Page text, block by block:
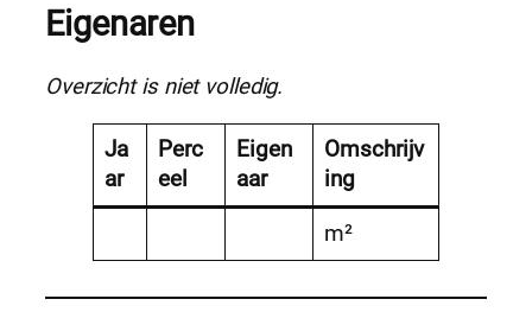
Eigenaren
Overzicht is niet volledig.
Ja
ar
Perc
eel
Eigen
aar
Omschrijv
ing
m²